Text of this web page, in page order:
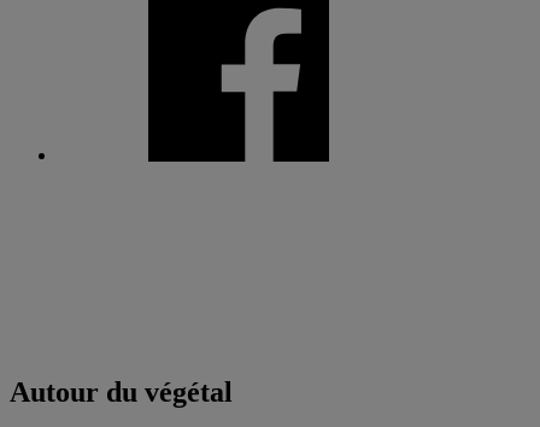
Autour du végétal